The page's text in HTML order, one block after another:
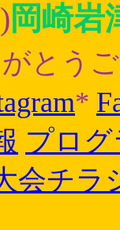
岡崎岩
とう
*
プロ
会チラ